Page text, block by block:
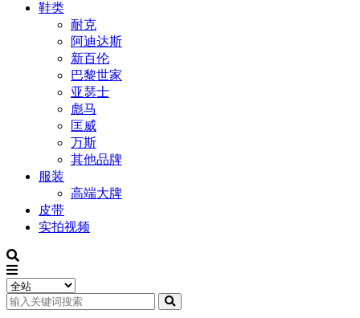
鞋类
耐克
阿迪达斯
新百伦
巴黎世家
亚瑟士
彪马
匡威
万斯
其他品牌
服装
高端大牌
皮带
实拍视频